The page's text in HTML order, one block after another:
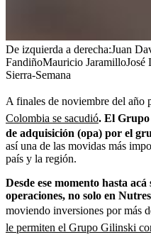
De izquierda a derecha:Juan
FandiñoMauricio JaramilloJosé
Sierra-Semana
A finales de noviembre del año
Colombia se sacudió. El
de adquisición (opa) por el
así una de las movidas más
país y la región.
Desde ese momento hasta
operaciones, no solo en
moviendo inversiones por más
le permiten el Grupo Gilinski